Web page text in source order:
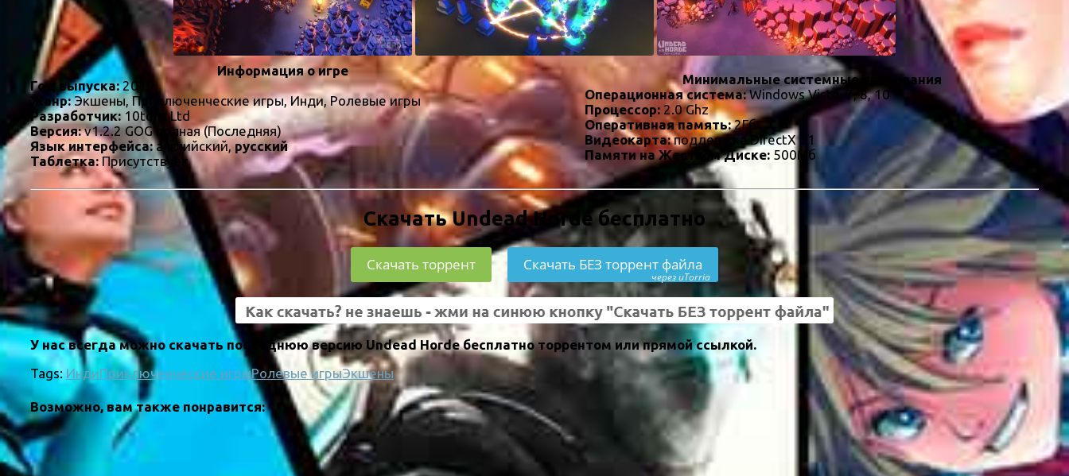
Информация о игре
Год выпуска:2019
Жанр:Экшены, Приключенческие игры, Инди, Ролевые игры
Разработчик:10tons Ltd
Версия:v1.2.2 GOG полная (Последняя)
Язык интерфейса:английский,русский
Таблетка: Присутствует
Минимальные системные требования
Операционная система:Windows Vista, 7, 8, 10
Процессор: 2.0 Ghz
Оперативная память:2Гб
Видеокарта:поддержка DirectX 11
Памяти на Жестком Диске: 500Мб
Скачать Undead Horde бесплатно
Скачать торрент Скачать БЕЗ торрент файла
через uTorria
У нас всегда можно скачать последнюю версию Undead Horde бесплатно торрентом или прямой ссылкой.
Tags: ИндиПриключенческие игрыРолевые игрыЭкшены
Возможно, вам также понравится: